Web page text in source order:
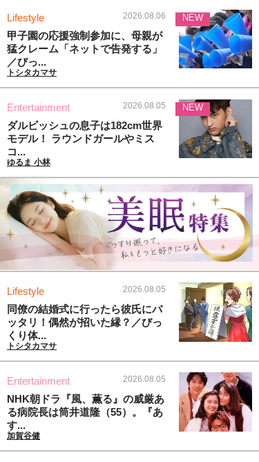
Lifestyle 2026.08.06
甲子園の応援強制参加に、母親が
猛クレーム「ネットで告発する」
／びっ...
トシタカマサ
NEW
Entertainment 2026.08.05
ダルビッシュの息子は182cm世界
モデル！ ラウンドガールやミス
コ...
ゆるま 小林
NEW
Lifestyle 2026.08.05
同僚の結婚式に行ったら彼氏にバ
ッタリ！偶然が招いた縁？／びっ
くり体...
トシタカマサ
Entertainment 2026.08.05
NHK朝ドラ『風、薫る』の威厳あ
る病院長は筒井道隆（55）。『あ
す...
加賀谷健